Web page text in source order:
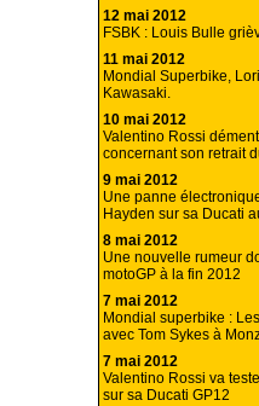
12 mai 2012
FSBK : Louis Bulle
11 mai 2012
Mondial Superbike,
Kawasaki.
10 mai 2012
Valentino Rossi
concernant son retrait
9 mai 2012
Une panne
Hayden sur sa Ducati
8 mai 2012
Une nouvelle rumeur
motoGP à la fin 2012
7 mai 2012
Mondial superbike :
avec Tom Sykes à
7 mai 2012
Valentino Rossi va
sur sa Ducati GP12